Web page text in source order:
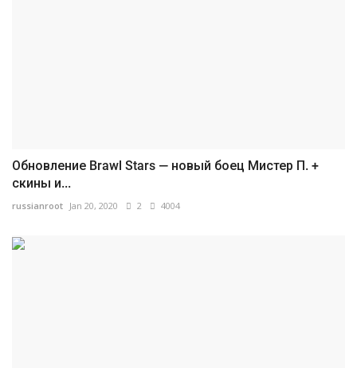
Обновление Brawl Stars — новый боец Мистер П. +
скины и...
russianroot Jan 20, 2020 2 4004